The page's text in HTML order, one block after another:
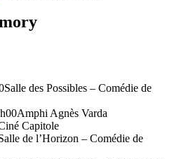
Salle des Possibles – Comédie de
Amphi Agnès Varda
Capitole
de l’Horizon – Comédie de